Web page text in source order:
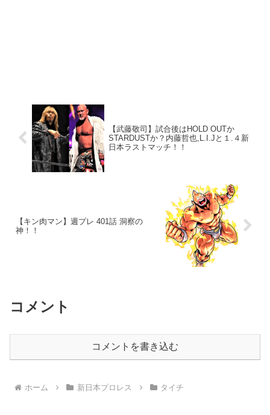
【武藤敬司】試合後はHOLD OUTか
STARDUSTか？内藤哲也,L.I.Jと１.４新
日本ラストマッチ！！
【キン肉マン】週プレ 401話 洞察の
神！！
コメント
コメントを書き込む
ホーム 新日本プロレス タイチ